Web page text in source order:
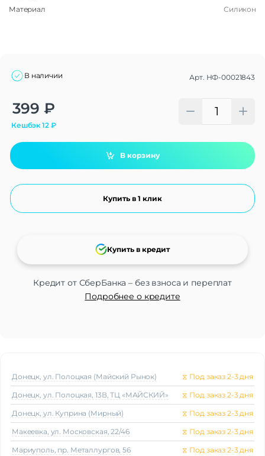
Материал Силикон
В наличии Арт. НФ-00021843
399 ₽
Кешбэк12₽
В корзину
Купить в 1 клик
Кредит от СберБанка – без взноса и переплат
Подробнее о кредите
Купить в кредит
Alternative:
Донецк, ул. Полоцкая (Майский Рынок) ⧖ Под заказ 2-3 дня
Донецк, ул. Полоцкая, 13В, ТЦ «МАЙСКИЙ» ⧖ Под заказ 2-3 дня
Донецк, ул. Куприна (Мирный) ⧖ Под заказ 2-3 дня
Макеeвка, ул. Московская, 22/46 ⧖ Под заказ 2-3 дня
Мариуполь, пр. Металлургов, 56 ⧖ Под заказ 2-3 дня